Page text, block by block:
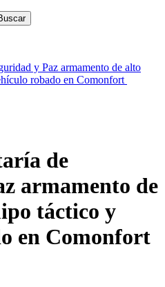
y Paz armamento de alto
robado en Comonfort
de
armamento de
táctico y
en Comonfort